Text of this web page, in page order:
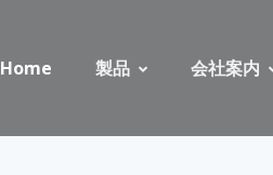
Home 製品 会社案内